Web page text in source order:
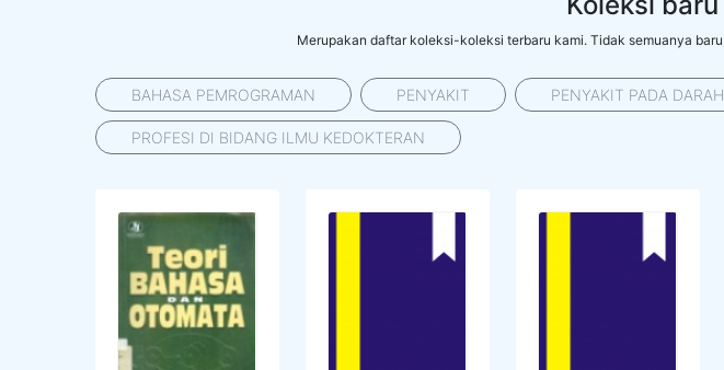
Merupakan daftar koleksi-koleksi terbaru kami. Tidak semuanya
BAHASA PEMROGRAMAN PENYAKIT PENYAKIT PADA DARAH
PROFESI DI BIDANG ILMU KEDOKTERAN